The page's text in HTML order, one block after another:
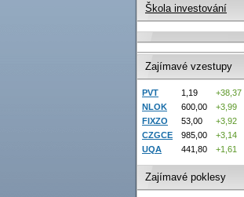
Škola investování
Zajímavé vzestupy
PVT 1,19
+38,37
NLOK
600,00
+3,99
FIXZO
53,00
+3,92
CZGCE
985,00
+3,14
UQA
441,80 +1,61
Zajímavé poklesy